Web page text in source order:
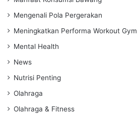
Mengenali Pola Pergerakan
Meningkatkan Performa Workout Gym
Mental Health
News
Nutrisi Penting
Olahraga
Olahraga & Fitness